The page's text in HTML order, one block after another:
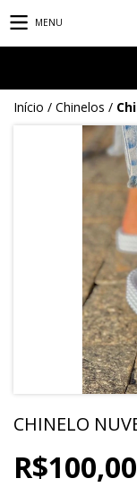
MENU
Início / Chinelos /
CHINELO
R$100,00